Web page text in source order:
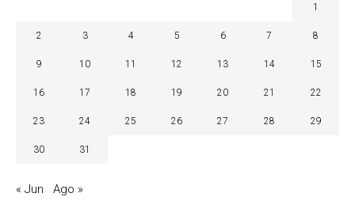
1
2 3 4 5 6 7 8
9 10 11 12 13 14 15
16 17 18 19 20 21 22
23 24 25 26 27 28 29
30 31
« Jun Ago »